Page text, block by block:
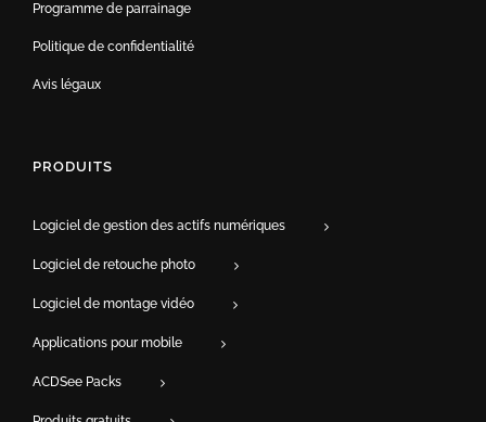
Programme de parrainage
Politique de confidentialité
Avis légaux
PRODUITS
Logiciel de gestion des actifs numériques
Logiciel de retouche photo
Logiciel de montage vidéo
Applications pour mobile
ACDSee Packs